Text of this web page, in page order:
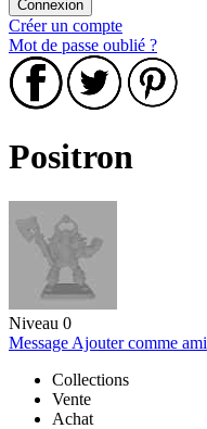
Créer un compte
Mot de passe oublié ?
Positron
Niveau 0
Message Ajouter comme ami
Collections
Vente
Achat